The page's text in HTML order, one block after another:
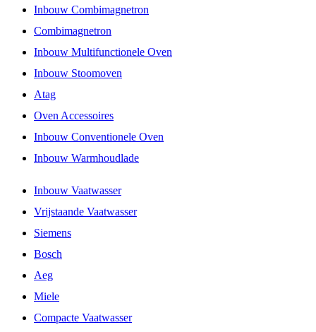
Inbouw Combimagnetron
Combimagnetron
Inbouw Multifunctionele Oven
Inbouw Stoomoven
Atag
Oven Accessoires
Inbouw Conventionele Oven
Inbouw Warmhoudlade
Inbouw Vaatwasser
Vrijstaande Vaatwasser
Siemens
Bosch
Aeg
Miele
Compacte Vaatwasser